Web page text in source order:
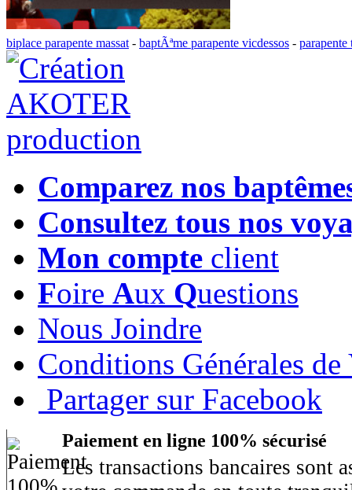
biplace parapente massat - baptÃªme parapente vicdessos - parapente
Comparez nos
Consultez tous nos
Mon compte client
Foire Aux Questions
Nous Joindre
Conditions Générales de
Partager sur Facebook
Paiement en ligne 100% sécurisé
Les transactions bancaires sont